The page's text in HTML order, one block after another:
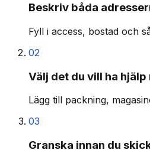
Beskriv båda
Fyll i access, bostad och
02
Välj det du vill ha hjälp
Lägg till packning,
03
Granska innan du